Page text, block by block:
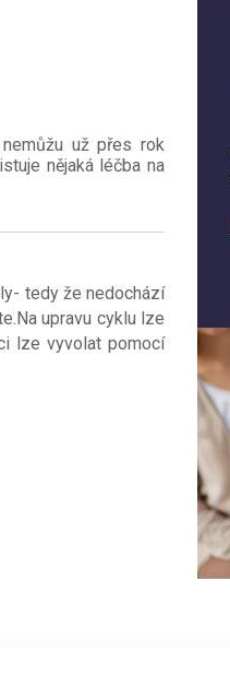
už přes rok
nějaká léčba na
tedy že nedochází
upravu cyklu lze
lze vyvolat pomocí